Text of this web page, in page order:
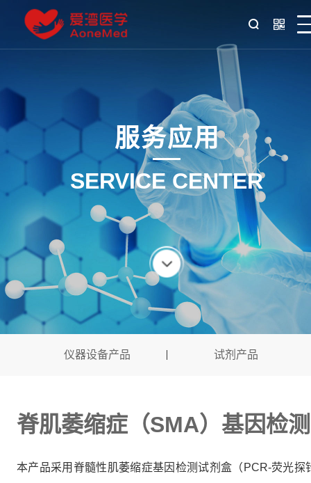
服务应用
SERVICE CENTER
仪器设备产品 试剂产品
脊肌萎缩症（SMA）基因检测
本产品采用脊髓性肌萎缩症基因检测试剂盒（PCR-荧光探